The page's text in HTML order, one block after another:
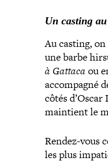
Un casting
Au casting,
une barbe
à Gattaca ou
accom­pa­gné
côtés
maintient le
Rendez-​vous
les plus